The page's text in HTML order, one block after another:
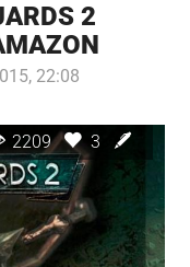
2
22:08
2209 3